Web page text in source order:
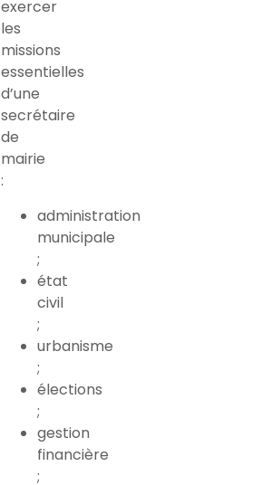
exercer
les
missions
essentielles
d’une
secrétaire
de
mairie
:
administration
municipale
;
état
civil
;
urbanisme
;
élections
;
gestion
financière
;